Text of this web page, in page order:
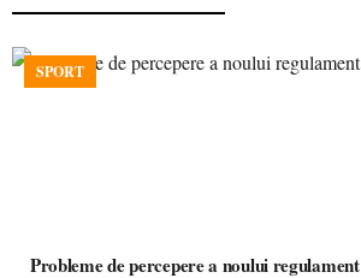
SPORT
Probleme de percepere a noului regulament